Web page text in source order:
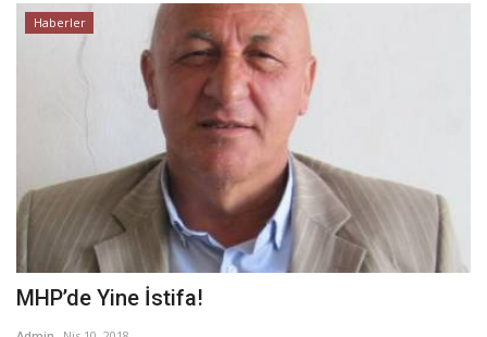
Haberler
MHP’de Yine İstifa!